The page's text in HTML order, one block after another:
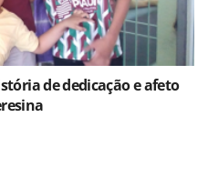
de dedicação e afeto